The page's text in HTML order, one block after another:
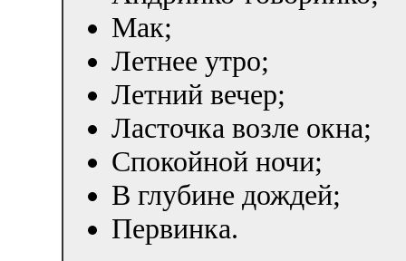
Мак;
Летнее утро;
Летний вечер;
Ласточка возле окна;
Спокойной ночи;
В глубине дождей;
Первинка.